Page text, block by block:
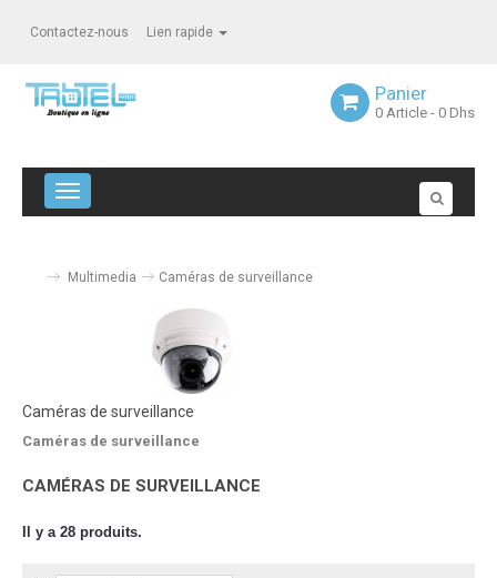
Contactez-nous Lien rapide
Panier
0 Article - 0 Dhs
Navigation bascule
Multimedia Caméras de surveillance
Caméras de surveillance
Caméras de surveillance
CAMÉRAS DE SURVEILLANCE
Il y a 28 produits.